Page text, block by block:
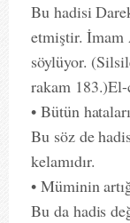
Bu hadisi
etmiştir. İmam
söylüyor.
rakam
• Bütün
Bu söz de
kelamıdır.
• Müminin
Bu da hadis